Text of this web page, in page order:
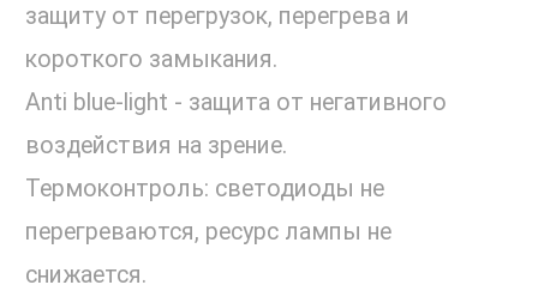
защиту от перегрузок, перегрева и
короткого замыкания.
Anti blue-light - защита от негативного
воздействия на зрение.
Термоконтроль: светодиоды не
перегреваются, ресурс лампы не
снижается.